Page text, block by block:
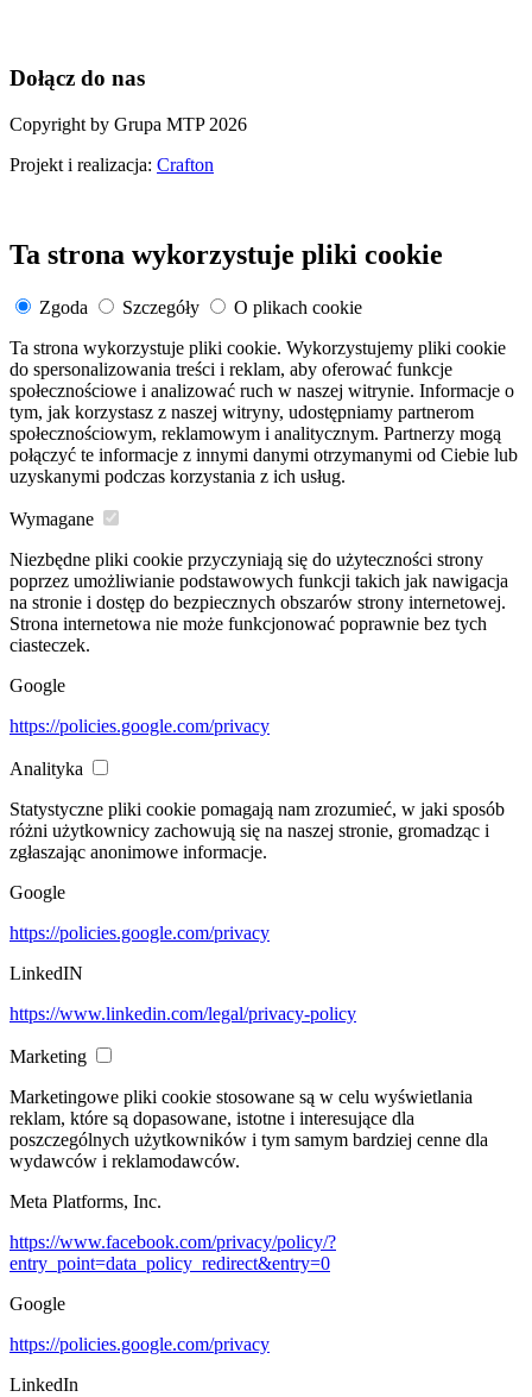
Dołącz do nas
Copyright by Grupa MTP 2026
Projekt i realizacja: Crafton
Ta strona wykorzystuje pliki cookie
Zgoda Szczegóły
O plikach cookie
Ta strona wykorzystuje pliki cookie. Wykorzystujemy pliki cookie
do spersonalizowania treści i reklam, aby oferować funkcje
społecznościowe i analizować ruch w naszej witrynie. Informacje o
tym, jak korzystasz z naszej witryny, udostępniamy partnerom
społecznościowym, reklamowym i analitycznym. Partnerzy mogą
połączyć te informacje z innymi danymi otrzymanymi od Ciebie lub
uzyskanymi podczas korzystania z ich usług.
Wymagane
Niezbędne pliki cookie przyczyniają się do użyteczności strony
poprzez umożliwianie podstawowych funkcji takich jak nawigacja
na stronie i dostęp do bezpiecznych obszarów strony internetowej.
Strona internetowa nie może funkcjonować poprawnie bez tych
ciasteczek.
Google
https://policies.google.com/privacy
Analityka
Statystyczne pliki cookie pomagają nam zrozumieć, w jaki sposób
różni użytkownicy zachowują się na naszej stronie, gromadząc i
zgłaszając anonimowe informacje.
Google
https://policies.google.com/privacy
LinkedIN
https://www.linkedin.com/legal/privacy-policy
Marketing
Marketingowe pliki cookie stosowane są w celu wyświetlania
reklam, które są dopasowane, istotne i interesujące dla
poszczególnych użytkowników i tym samym bardziej cenne dla
wydawców i reklamodawców.
Meta Platforms, Inc.
https://www.facebook.com/privacy/policy/?
entry_point=data_policy_redirect&entry=0
Google
https://policies.google.com/privacy
LinkedIn